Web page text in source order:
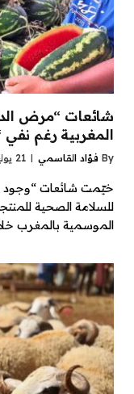
شائعات “مرض
المغربية رغم نفي
By فؤاد القاسمي 21 يوليوز، 2026
خيّمت شائعات “وجود
الموسمية بالمغرب